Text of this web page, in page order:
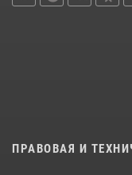
ПРАВОВАЯ И